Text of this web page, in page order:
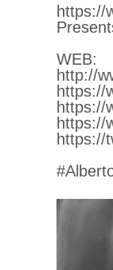
https://
WEB:
http://
https://
https://
https://
https://